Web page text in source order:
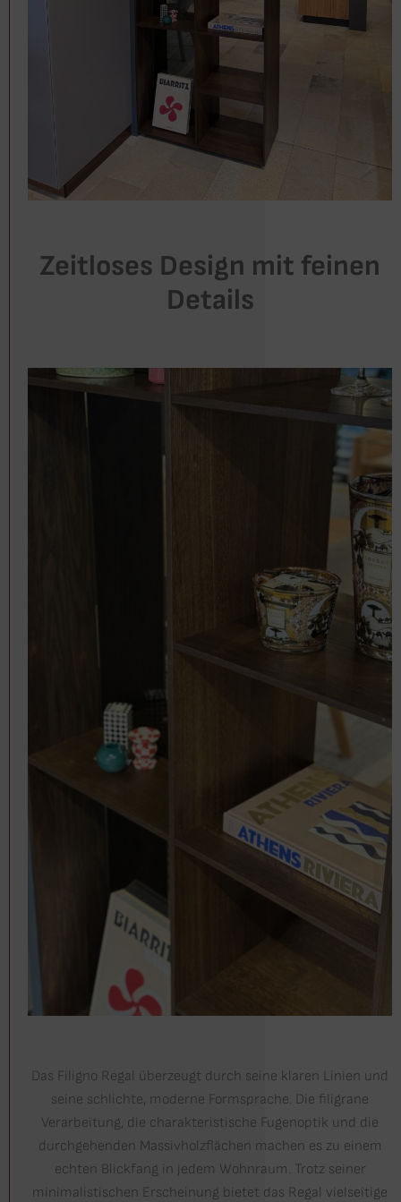
Zeitloses Design mit feinen
Details
Das Filigno Regal überzeugt durch seine klaren Linien und
seine schlichte, moderne Formsprache. Die filigrane
Verarbeitung, die charakteristische Fugenoptik und die
durchgehenden Massivholzflächen machen es zu einem
echten Blickfang in jedem Wohnraum. Trotz seiner
minimalistischen Erscheinung bietet das Regal vielseitige